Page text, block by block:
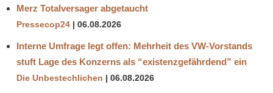
Merz Totalversager abgetaucht
Pressecop24 06.08.2026
Interne Umfrage legt offen: Mehrheit des VW-Vorstands
stuft Lage des Konzerns als “existenzgefährdend” ein
Die Unbestechlichen 06.08.2026